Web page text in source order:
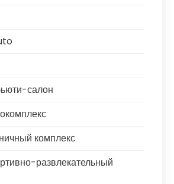
салон
комплекс
развлекательный